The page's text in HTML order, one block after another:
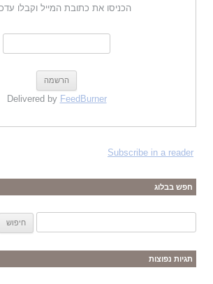
הכניסו את כתובת המייל וקבלו
Delivered by FeedBurner
Subscribe in a reader
חפש בבלוג
פ
ו
תגיות נפוצות